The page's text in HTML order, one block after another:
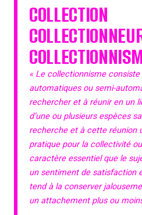
COLLECTION
« Le collectionnisme consiste
automatiques ou semi-
rechercher et à réunir en un
d’une ou plusieurs espèces
recherche et à cette réunion
pratique pour la collectivité
caractère essentiel que le
un sentiment de satisfaction
tend à la conserver
un attachement plus ou